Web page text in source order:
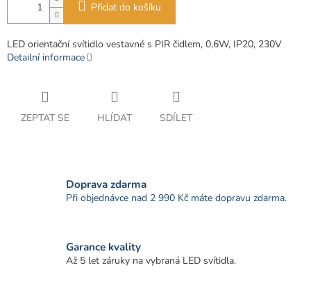
Přidat do košíku
LED orientační svítidlo vestavné s PIR čidlem, 0,6W, IP20, 230V
Detailní informace
ZEPTAT SE HLÍDAT SDÍLET
Doprava zdarma
Při objednávce nad 2 990 Kč máte dopravu zdarma.
Garance kvality
Až 5 let záruky na vybraná LED svítidla.